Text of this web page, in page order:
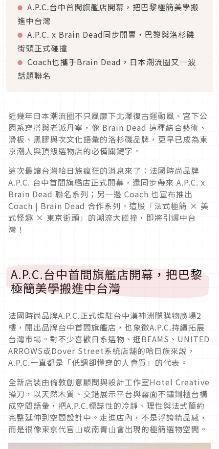
A.P.C.台中首間旗艦店開幕，把巴黎極簡美學搬
進中台灣
A.P.C. x Brain Dead同步開賣，巴黎與洛杉磯
街頭正式碰撞
Coach也攜手Brain Dead，日本潮流圈又一波
話題聯名
近幾年日本潮流圈不只風靡下北澤復古運動風、宮下公
園系穿搭與老派丹寧，像 Brain Dead 這種結合藝術、
滑板、黑膠與次文化語彙的洛杉磯品牌，更早已成為東
京潮人與頂級選物店的必備關鍵字。
這次最讓台灣哈日族瘋狂的消息來了：法國時尚品牌
A.P.C. 台中首間旗艦店正式開幕，還同步帶來 A.P.C. x
Brain Dead 聯名系列；另一邊 Coach 也宣布推出
Coach | Brain Dead 合作系列。這股「法式極簡 × 美
式怪趣 × 東京街頭」的潮流大碰撞，即將引爆中台
灣！
A.P.C.台中首間旗艦店開幕，把巴黎
極簡美學搬進中台灣
法國時尚品牌A.P.C.正式進駐台中漢神洲際購物廣場2
樓，開出品牌台中首間旗艦店，也象徵A.P.C.持續拓展
台灣市場。對不少喜歡日系選物、逛BEAMS、UNITED
ARROWS或Dover Street系統店舖的哈日族來說，
A.P.C.一直都是「低調卻懂穿的人會買」的代表。
全新店裝由倫敦創意顧問與設計工作室Hotel Creative
操刀，以天然木質、交錯展示平台與霧面不鏽鋼櫃台構
成空間語彙，把A.P.C.標誌性的冷靜、理性與法式簡約
完整延伸到空間設計中。走進店內，不是浮誇精品感，
而是很像東京代官山或南青山會出現的極簡選物空間。